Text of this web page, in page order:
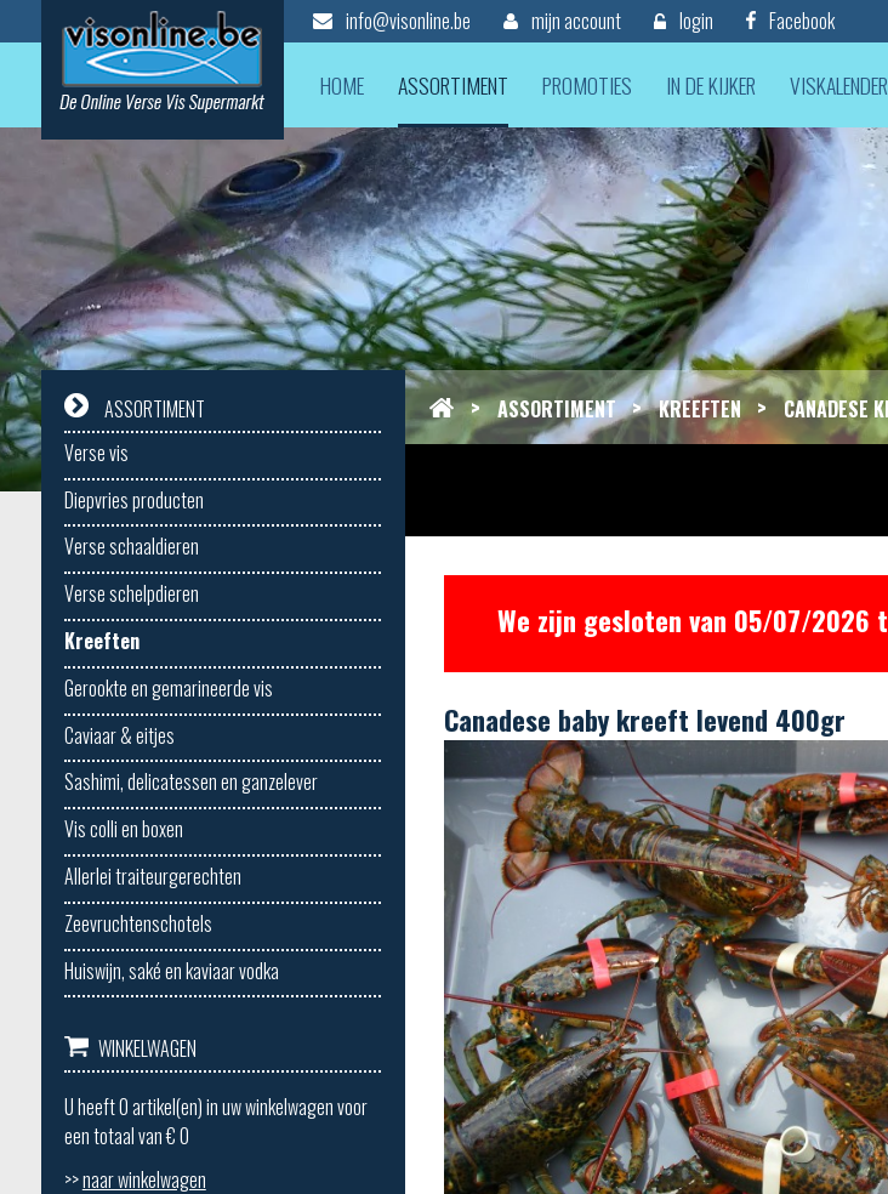
info@visonline.be mijn account login Facebook
HOME ASSORTIMENT PROMOTIES IN DE KIJKER VISKALENDER
ASSORTIMENT
Verse vis
Diepvries producten
Verse schaaldieren
Verse schelpdieren
Kreeften
Gerookte en gemarineerde vis
Caviaar & eitjes
Sashimi, delicatessen en ganzelever
Vis colli en boxen
Allerlei traiteurgerechten
Zeevruchtenschotels
Huiswijn, saké en kaviaar vodka
WINKELWAGEN
U heeft0artikel(en) in uw winkelwagen voor
een totaal van €0
>>naar winkelwagen
> ASSORTIMENT > KREEFTEN > CANADESE
We zijn gesloten van 05/07/
Canadese baby kreeft levend 400gr